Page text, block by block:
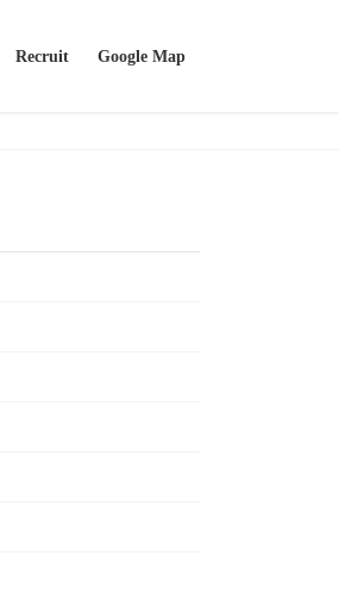
Recruit Google Map